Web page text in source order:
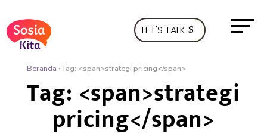
LET'S TALK
Beranda ›Tag: <span>strategi pricing</span>
Tag: <span>strategi
pricing</span>